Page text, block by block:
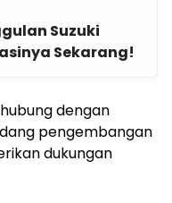
Suzuki
Sekarang!
dengan
pengembangan
dukungan